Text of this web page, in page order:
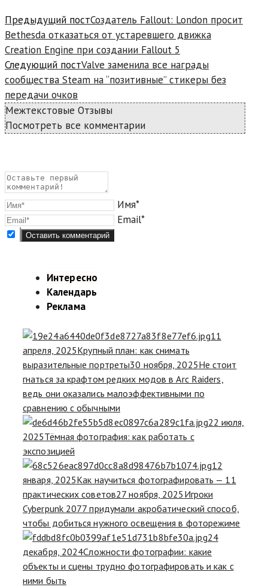
Предыдущий постСоздатель Fallout: London просит
Bethesda отказаться от устаревшего движка
Creation Engine при создании Fallout 5
Следующий постValve заменила все награды
сообщества Steam на “позитивные” стикеры без
передачи очков
Межтекстовые Отзывы
Посмотреть все комментарии
Имя*
Email*
Интересно
Календарь
Реклама
11
апреля, 2025Крупный план: как снимать
выразительные портреты30 ноября, 2025Не стоит
гнаться за крафтом редких модов в Arc Raiders,
ведь они оказались малоэффективными по
сравнению с обычными
22 июля,
2025Тёмная фотография: как работать с
экспозицией
12
января, 2025Как научиться фотографировать — 11
практических советов27 ноября, 2025 Игроки
Cyberpunk 2077 придумали акробатический способ,
чтобы добиться нужного освещения в фоторежиме
24
декабря, 2024Сложности фотографии: какие
объекты и сцены трудно фотографировать и как с
ними быть